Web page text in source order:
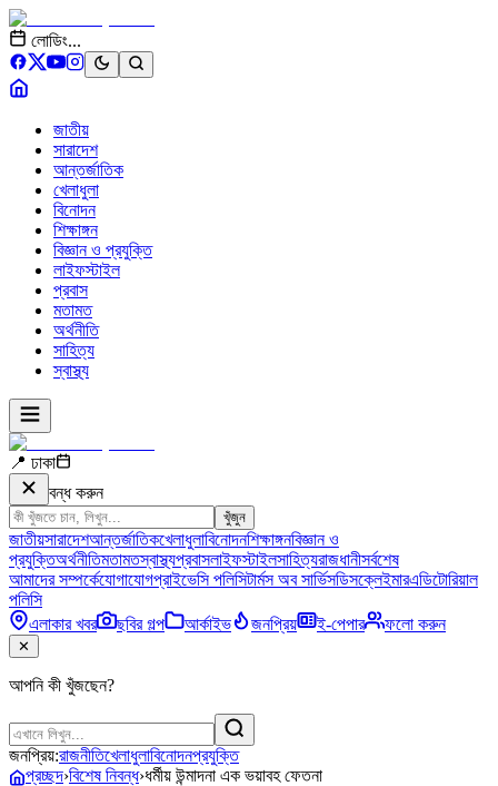
লোডিং...
জাতীয়
সারাদেশ
আন্তর্জাতিক
খেলাধুলা
বিনোদন
শিক্ষাঙ্গন
বিজ্ঞান ও প্রযুক্তি
লাইফস্টাইল
প্রবাস
মতামত
অর্থনীতি
সাহিত্য
স্বাস্থ্য
📍 ঢাকা
বন্ধ করুন
খুঁজুন
জাতীয়সারাদেশআন্তর্জাতিকখেলাধুলাবিনোদনশিক্ষাঙ্গনবিজ্ঞান ও
প্রযুক্তিঅর্থনীতিমতামতস্বাস্থ্যপ্রবাসলাইফস্টাইলসাহিত্যরাজধানীসর্বশেষ
আমাদের সম্পর্কেযোগাযোগপ্রাইভেসি পলিসিটার্মস অব সার্ভিসডিসক্লেইমারএডিটোরিয়াল
পলিসি
এলাকার খবর
ছবির গল্প আর্কাইভ জনপ্রিয় ই-পেপার ফলো করুন
✕
আপনি কী খুঁজছেন?
জনপ্রিয়:রাজনীতিখেলাধুলাবিনোদনপ্রযুক্তি
প্রচ্ছদ›বিশেষ নিবন্ধ›ধর্মীয় উন্মাদনা এক ভয়াবহ ফেতনা